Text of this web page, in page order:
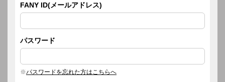
FANY ID(メールアドレス)
パスワード
パスワードを忘れた方はこちらへ